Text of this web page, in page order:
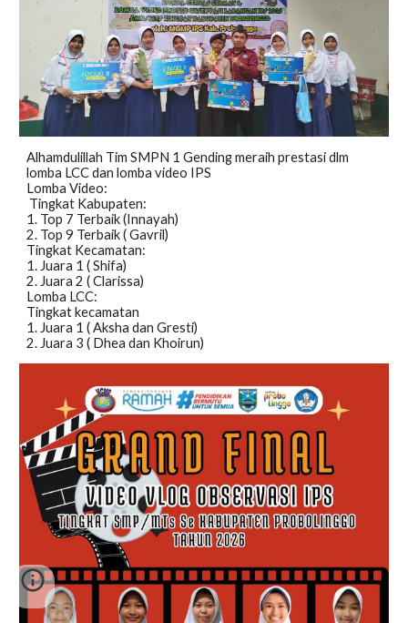
Alhamdulillah Tim SMPN 1 Gending meraih prestasi dlm
lomba LCC dan lomba video IPS
Lomba Video:
Tingkat Kabupaten:
1. Top 7 Terbaik (Innayah)
2. Top 9 Terbaik ( Gavril)
Tingkat Kecamatan:
1. Juara 1 ( Shifa)
2. Juara 2 ( Clarissa)
Lomba LCC:
Tingkat kecamatan
1. Juara 1 ( Aksha dan Gresti)
2. Juara 3 ( Dhea dan Khoirun)